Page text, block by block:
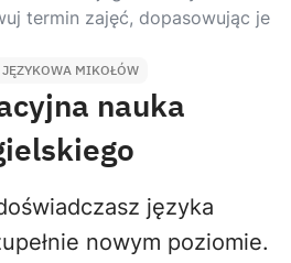
termin zajęć, dopasowując je
MIKOŁÓW
nauka
języka
nowym poziomie.